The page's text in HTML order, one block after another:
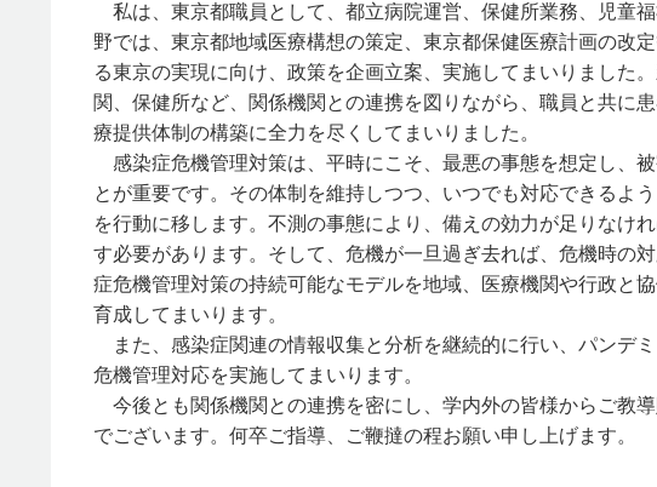
私は、東京都職員として、都立病院運営、保健所業務、児童
野では、東京都地域医療構想の策定、東京都保健医療計画の改
る東京の実現に向け、政策を企画立案、実施してまいりました
関、保健所など、関係機関との連携を図りながら、職員と共に
療提供体制の構築に全力を尽くしてまいりました。
感染症危機管理対策は、平時にこそ、最悪の事態を想定し、
とが重要です。その体制を維持しつつ、いつでも対応できるよ
を行動に移します。不測の事態により、備えの効力が足りなけ
す必要があります。そして、危機が一旦過ぎ去れば、危機時の
症危機管理対策の持続可能なモデルを地域、医療機関や行政と
育成してまいります。
また、感染症関連の情報収集と分析を継続的に行い、パンデ
危機管理対応を実施してまいります。
今後とも関係機関との連携を密にし、学内外の皆様からご教
でございます。何卒ご指導、ご鞭撻の程お願い申し上げます。